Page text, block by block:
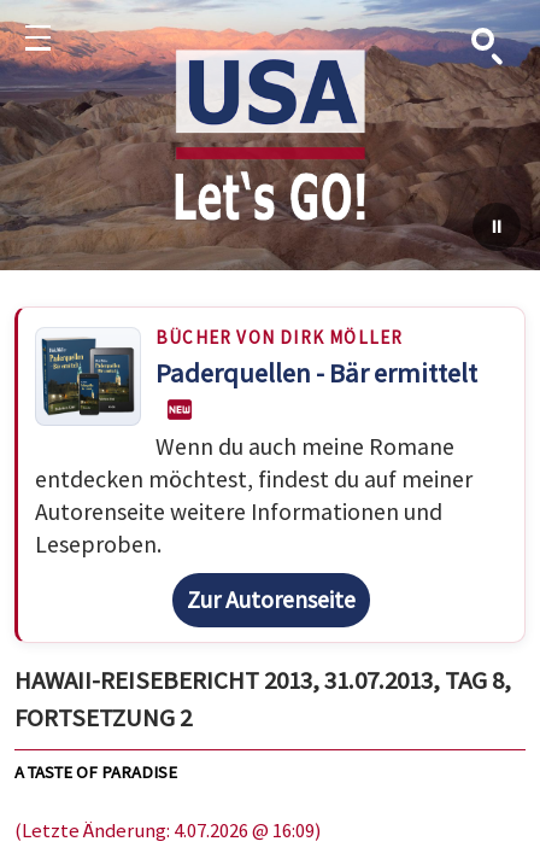
Menu Suche
BÜCHER VON DIRK MÖLLER
Paderquellen - Bär ermittelt
Wenn du auch meine Romane
entdecken möchtest, findest du auf meiner
Autorenseite weitere Informationen und
Leseproben.
Zur Autorenseite
HAWAII-REISEBERICHT 2013, 31.07.2013, TAG 8,
FORTSETZUNG 2
A TASTE OF PARADISE
(Letzte Änderung: 4.07.2026 @ 16:09)